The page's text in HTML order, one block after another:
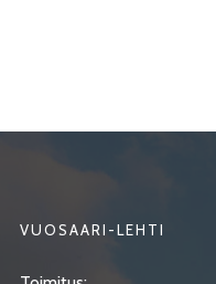
VUOSAARI-LEHTI